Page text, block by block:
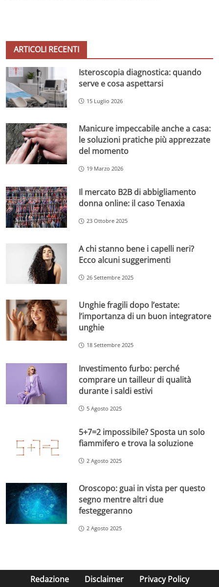
ARTICOLI RECENTI
Isteroscopia diagnostica: quando
serve e cosa aspettarsi
15 Luglio 2026
Manicure impeccabile anche a casa:
le soluzioni pratiche più apprezzate
del momento
19 Marzo 2026
Il mercato B2B di abbigliamento
donna online: il caso Tenaxia
23 Ottobre 2025
A chi stanno bene i capelli neri?
Ecco alcuni suggerimenti
26 Settembre 2025
Unghie fragili dopo l’estate:
l’importanza di un buon integratore
unghie
18 Settembre 2025
Investimento furbo: perché
comprare un tailleur di qualità
durante i saldi estivi
5 Agosto 2025
5+7=2 impossibile? Sposta un solo
fiammifero e trova la soluzione
2 Agosto 2025
Oroscopo: guai in vista per questo
segno mentre altri due
festeggeranno
2 Agosto 2025
Redazione Disclaimer Privacy Policy